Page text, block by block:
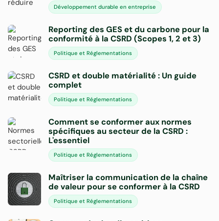
Développement durable en entreprise
Reporting des GES et du carbone pour la
conformité à la CSRD (Scopes 1, 2 et 3)
Politique et Réglementations
CSRD et double matérialité : Un guide
complet
Politique et Réglementations
Comment se conformer aux normes
spécifiques au secteur de la CSRD :
L'essentiel
Politique et Réglementations
Maîtriser la communication de la chaîne
de valeur pour se conformer à la CSRD
Politique et Réglementations